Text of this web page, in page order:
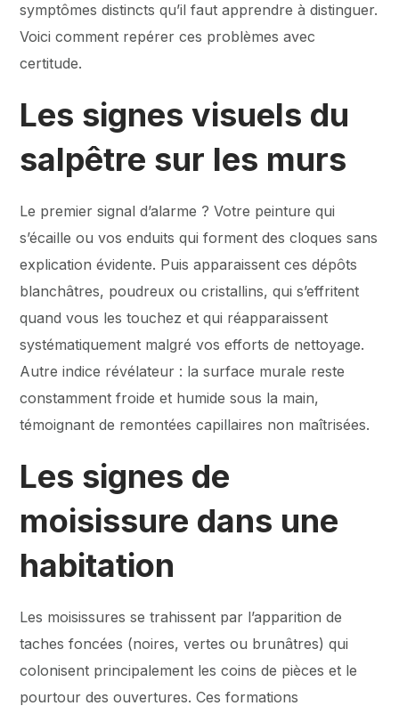
symptômes distincts qu’il faut apprendre à distinguer.
Voici comment repérer ces problèmes avec
certitude.
Les signes visuels du
salpêtre sur les murs
Le premier signal d’alarme ? Votre peinture qui
s’écaille ou vos enduits qui forment des cloques sans
explication évidente. Puis apparaissent ces dépôts
blanchâtres, poudreux ou cristallins, qui s’effritent
quand vous les touchez et qui réapparaissent
systématiquement malgré vos efforts de nettoyage.
Autre indice révélateur : la surface murale reste
constamment froide et humide sous la main,
témoignant de remontées capillaires non maîtrisées.
Les signes de
moisissure dans une
habitation
Les moisissures se trahissent par l’apparition de
taches foncées (noires, vertes ou brunâtres) qui
colonisent principalement les coins de pièces et le
pourtour des ouvertures. Ces formations